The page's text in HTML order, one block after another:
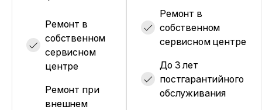
Ремонт в
собственном
сервисном
центре
Ремонт при
внешнем
Ремонт в
собственном
сервисном центре
До 3 лет
постгарантийного
обслуживания